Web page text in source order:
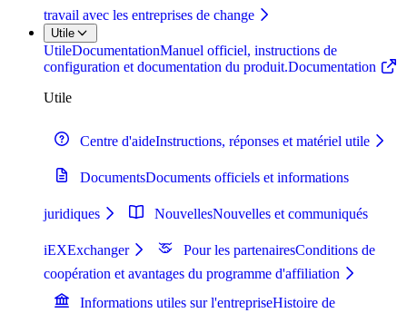
travail avec les entreprises de change
Utile
UtileDocumentationManuel officiel, instructions de
configuration et documentation du produit.Documentation
Utile
Centre d'aideInstructions, réponses et matériel utile
DocumentsDocuments officiels et informations
juridiques NouvellesNouvelles et communiqués
iEXExchanger Pour les partenairesConditions de
coopération et avantages du programme d'affiliation
Informations utiles sur l'entrepriseHistoire de